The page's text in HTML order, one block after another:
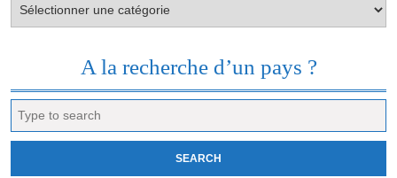
envie
A la recherche d’un pays ?
for: